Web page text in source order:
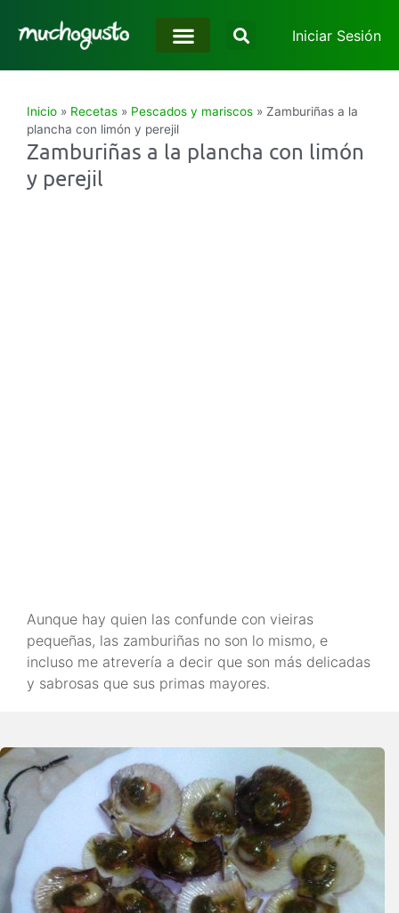
Iniciar Sesión
Inicio » Recetas » Pescados y mariscos » Zamburiñas a la
plancha con limón y perejil
Zamburiñas a la plancha con limón
y perejil
Aunque hay quien las confunde con vieiras
pequeñas, las zamburiñas no son lo mismo, e
incluso me atrevería a decir que son más delicadas
y sabrosas que sus primas mayores.